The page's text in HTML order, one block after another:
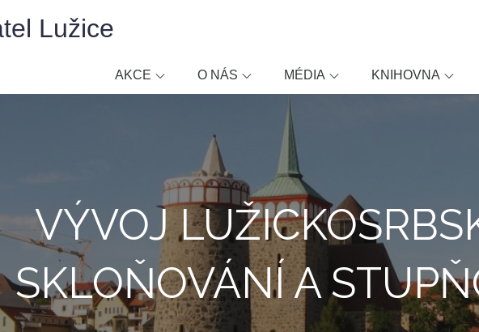
Lužice
AKCE O NÁS MÉDIA KNIHOVNA
VÝVOJ
SKLOŇOVÁNÍ A